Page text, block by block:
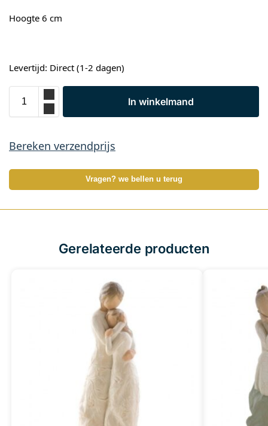
Hoogte 6 cm
Levertijd: Direct (1-2 dagen)
In winkelmand
Bereken verzendprijs
Vragen? we bellen u terug
Gerelateerde producten